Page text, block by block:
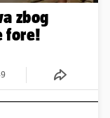
zbog
fore!